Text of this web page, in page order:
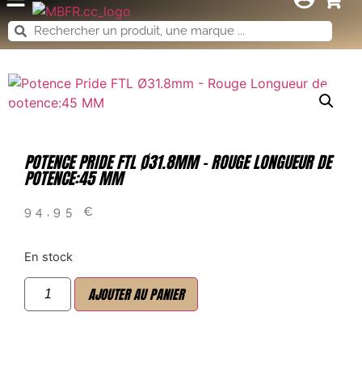
POTENCE PRIDE FTL Ø31.8MM – ROUGE LONGUEUR DE
POTENCE:45 MM
94,95€
En stock
AJOUTER AU PANIER